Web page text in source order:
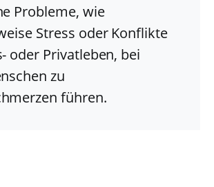
Probleme, wie
Stress oder Konflikte
oder Privatleben, bei
zu
führen.